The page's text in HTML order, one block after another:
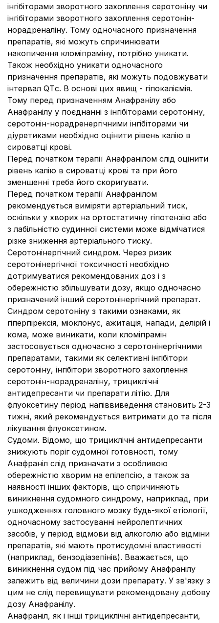
інгібіторами зворотного захоплення серотоніну чи
інгібіторами зворотного захоплення серотонін-
норадреналіну. Тому одночасного призначення
препаратів, які можуть спричинювати
накопичення кломіпраміну, потрібно уникати.
Також необхідно уникати одночасного
призначення препаратів, які можуть подовжувати
інтервал QTс. В основі цих явищ - гіпокаліємія.
Тому перед призначенням Анафранілу або
Анафранілу у поєднанні з інгібіторами серотоніну,
серотонін-норадренергічними інгібіторами чи
діуретиками необхідно оцінити рівень калію в
сироватці крові.
Перед початком терапії Анафранілом слід оцінити
рівень калію в сироватці крові та при його
зменшенні треба його скоригувати.
Перед початком терапії Анафранілом
рекомендується виміряти артеріальний тиск,
оскільки у хворих на ортостатичну гіпотензію або
з лабільністю судинної системи може відмічатися
різке зниження артеріального тиску.
Серотонінергічний синдром. Через ризик
серотонінергічної токсичності необхідно
дотримуватися рекомендованих доз і з
обережністю збільшувати дозу, якщо одночасно
призначений інший серотонінергічний препарат.
Синдром серотоніну з такими ознаками, як
гіперпірексія, міоклонус, ажитація, напади, делірій і
кома, може виникати, коли кломіпрамін
застосовується одночасно з серотонінергічними
препаратами, такими як селективні інгібітори
серотоніну, інгібітори зворотного захоплення
серотонін-норадреналіну, трициклічні
антидепресанти чи препарати літію. Для
флуоксетину період напіввиведення становить 2-3
тижні, який рекомендується витримати до та після
лікування флуоксетином.
Судоми. Відомо, що трициклічні антидепресанти
знижують поріг судомної готовності, тому
Анафраніл слід призначати з особливою
обережністю хворим на епілепсію, а також за
наявності інших факторів, що спричиняють
виникнення судомного синдрому, наприклад, при
ушкодженнях головного мозку будь-якої етіології,
одночасному застосуванні нейролептичних
засобів, у період відмови від алкоголю або відміни
препаратів, які мають протисудомні властивості
(наприклад, бензодіазепінів). Вважається, що
виникнення судом під час прийому Анафранілу
залежить від величини дози препарату. У зв'язку з
цим не слід перевищувати рекомендовану добову
дозу Анафранілу.
Анафраніл, як і інші трициклічні антидепресанти,